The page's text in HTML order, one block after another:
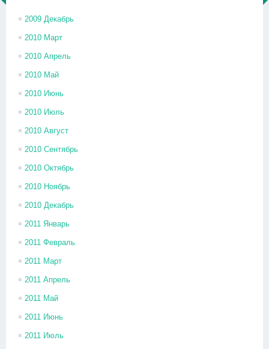
2009 Декабрь
2010 Март
2010 Апрель
2010 Май
2010 Июнь
2010 Июль
2010 Август
2010 Сентябрь
2010 Октябрь
2010 Ноябрь
2010 Декабрь
2011 Январь
2011 Февраль
2011 Март
2011 Апрель
2011 Май
2011 Июнь
2011 Июль